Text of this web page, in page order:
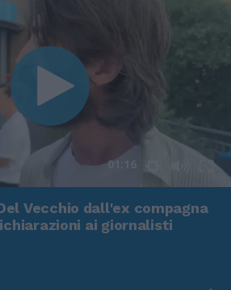
01:16
Vecchio dall'ex compagna
ai giornalisti